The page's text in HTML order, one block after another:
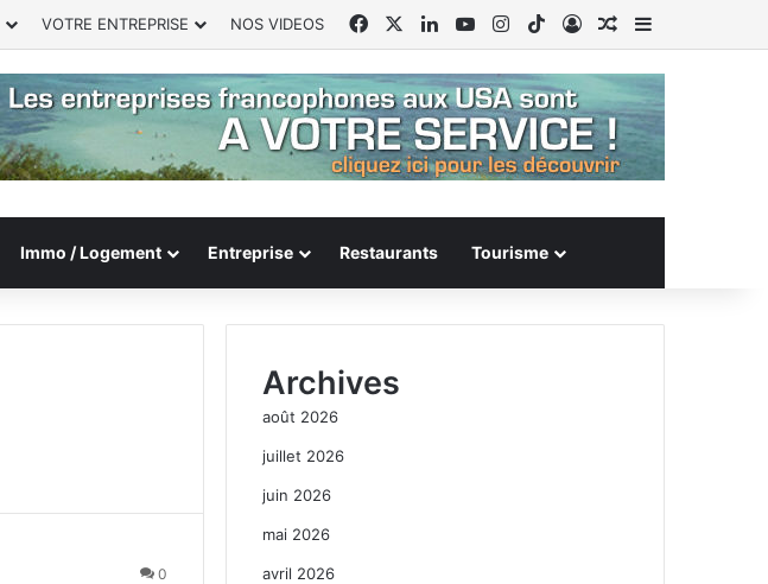
VOTRE ENTREPRISE NOS VIDEOS FacebookLinkedinYouTubeInstagram
TikTokConnexion
Article Aléatoire
Sidebar
Immo / Logement Entreprise Restaurants Tourisme
0
Archives
août 2026
juillet 2026
juin 2026
mai 2026
avril 2026